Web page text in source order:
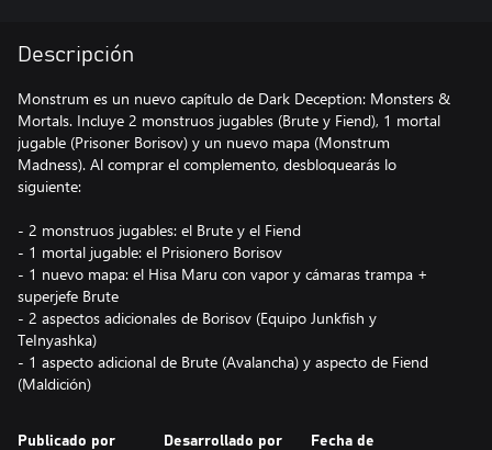
Descripción
Monstrum es un nuevo capítulo de Dark Deception: Monsters &
Mortals. Incluye 2 monstruos jugables (Brute y Fiend), 1 mortal
jugable (Prisoner Borisov) y un nuevo mapa (Monstrum
Madness). Al comprar el complemento, desbloquearás lo
siguiente:
- 2 monstruos jugables: el Brute y el Fiend
- 1 mortal jugable: el Prisionero Borisov
- 1 nuevo mapa: el Hisa Maru con vapor y cámaras trampa +
superjefe Brute
- 2 aspectos adicionales de Borisov (Equipo Junkfish y
TeInyashka)
- 1 aspecto adicional de Brute (Avalancha) y aspecto de Fiend
(Maldición)
Publicado por Desarrollado por
Fecha de